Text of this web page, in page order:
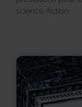
science-fiction.